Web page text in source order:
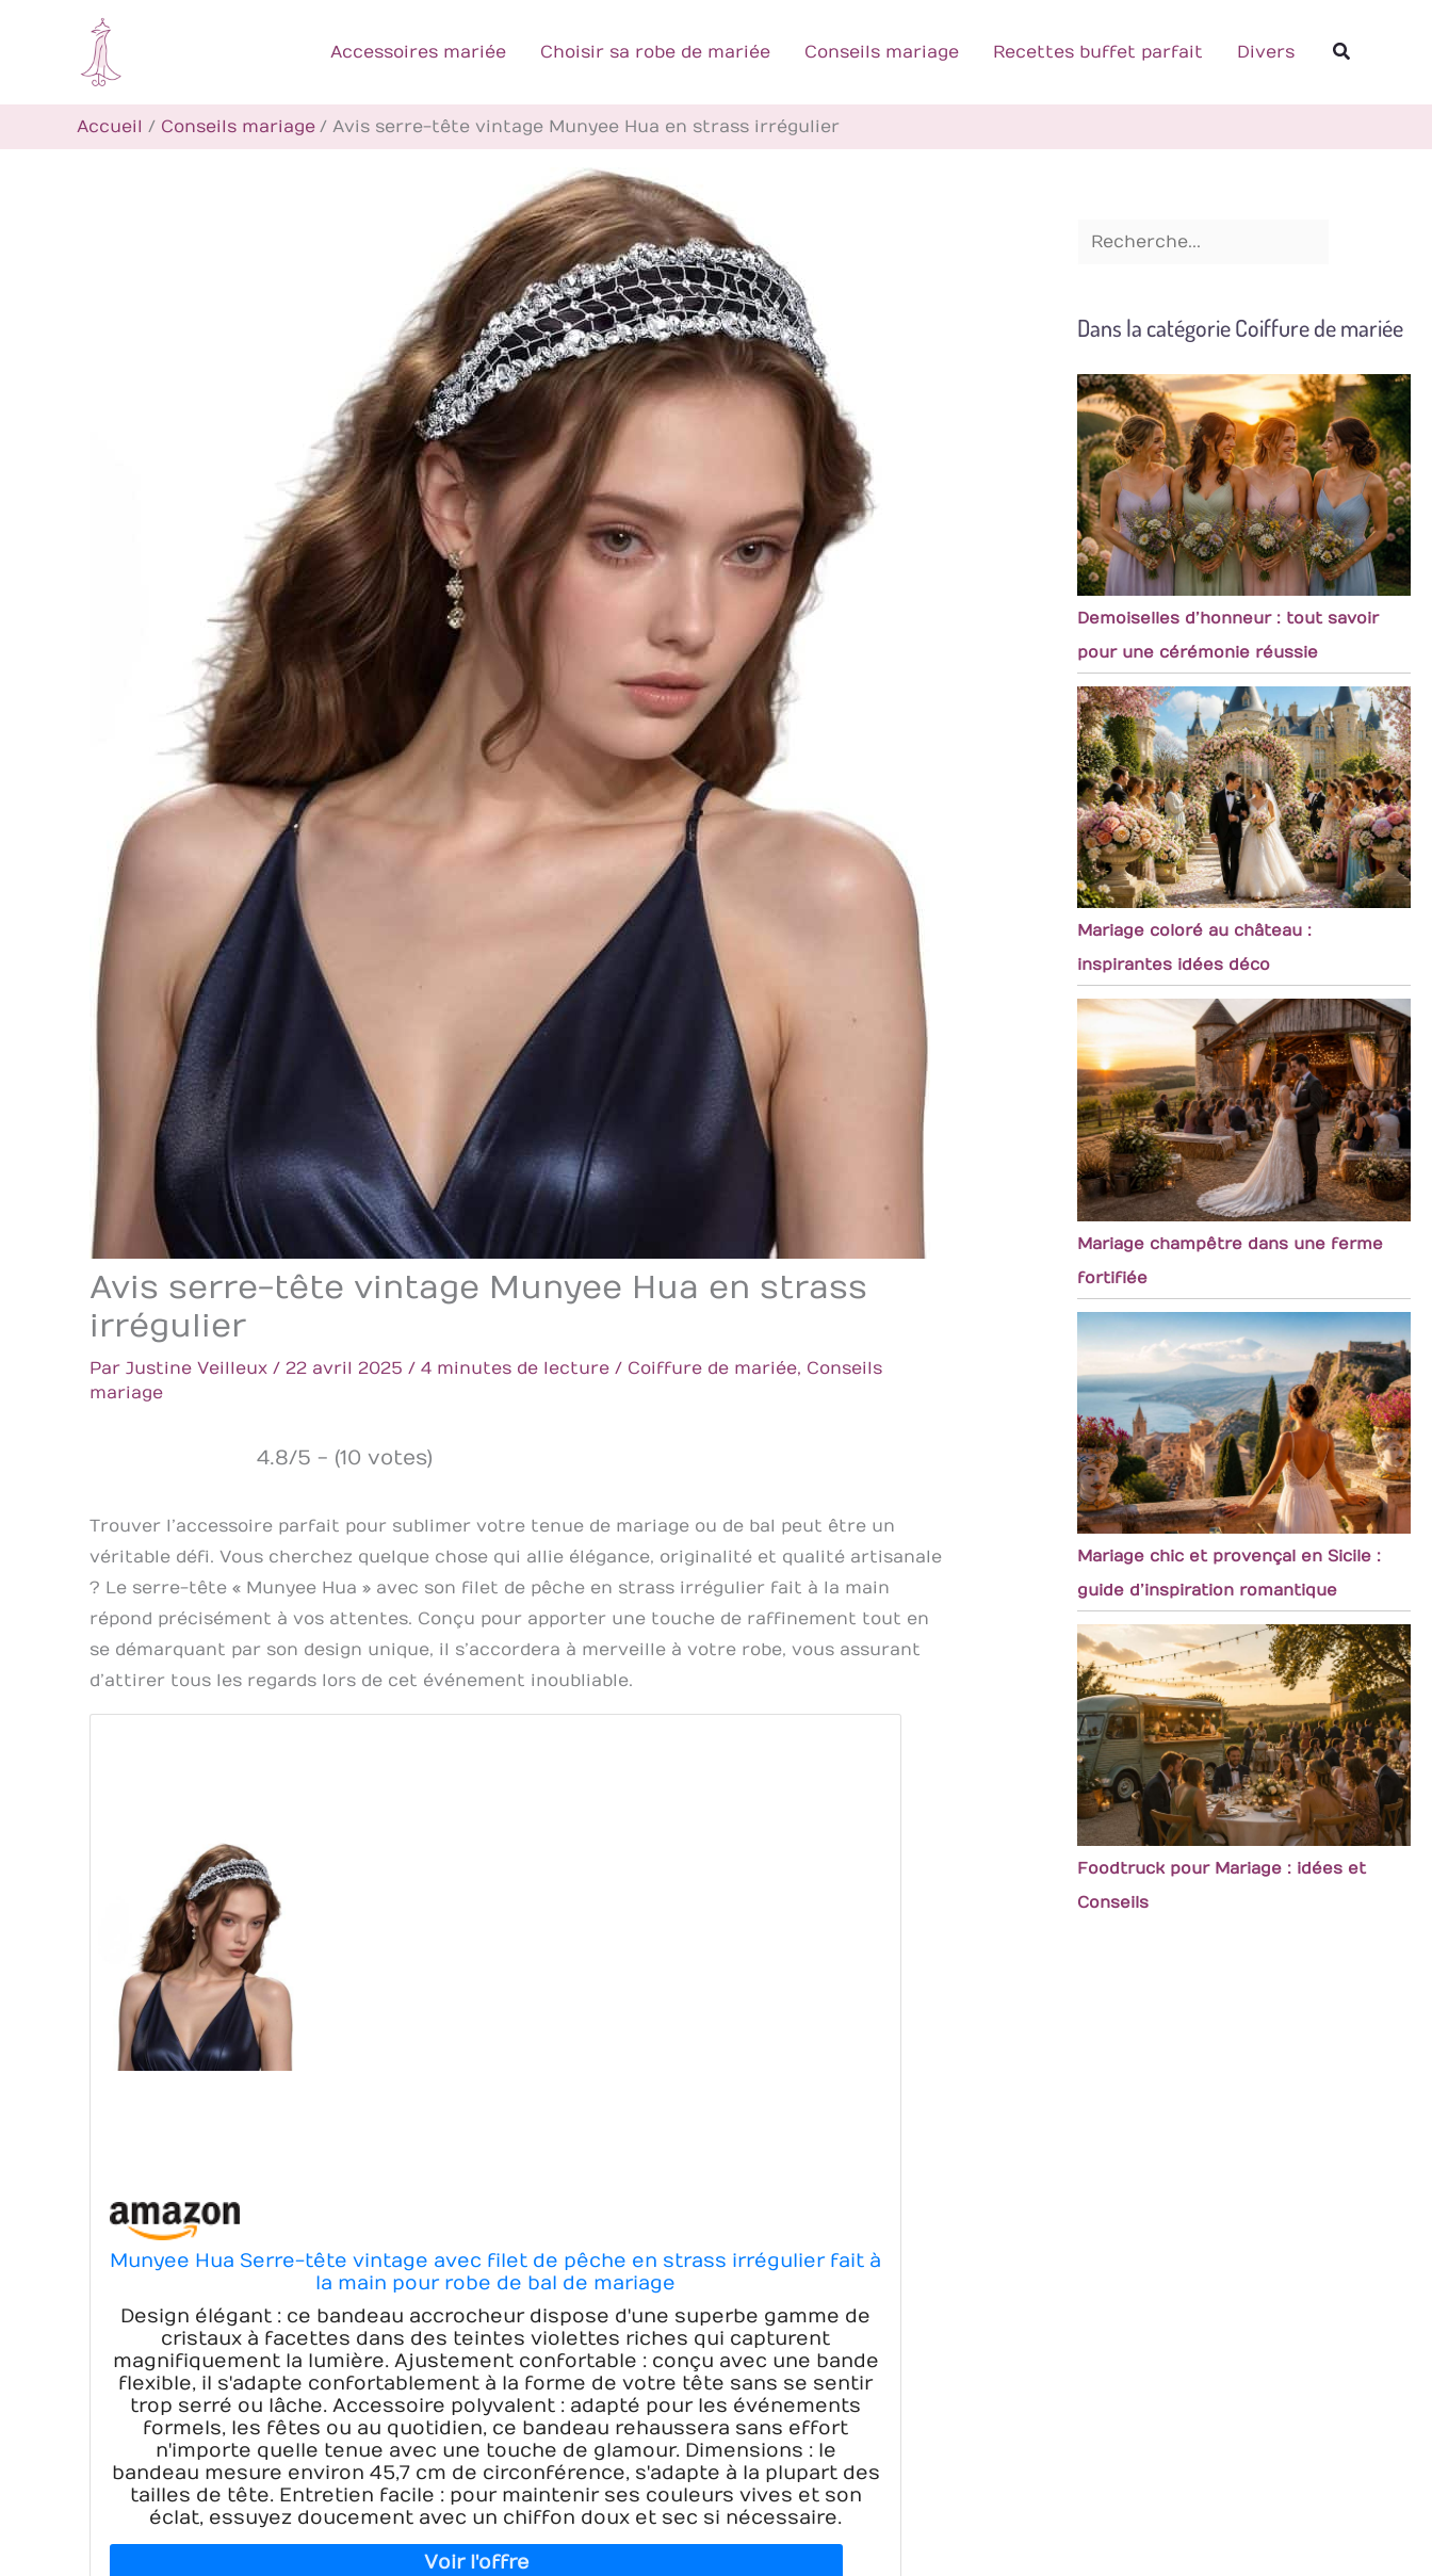
Accessoires mariée Choisir sa robe de mariée Conseils mariage Recettes buffet parfait Divers
Accueil Conseils mariage Avis serre-tête vintage Munyee Hua en strass irrégulier
Avis serre-tête vintage Munyee Hua en strass
irrégulier
Par Justine Veilleux / 22 avril 2025 / 4 minutes de lecture / Coiffure de mariée, Conseils
mariage
4.8/5 - (10 votes)
Trouver l’accessoire parfait pour sublimer votre tenue de mariage ou de bal peut être un
véritable défi. Vous cherchez quelque chose qui allie élégance, originalité et qualité artisanale
? Le serre-tête « Munyee Hua » avec son filet de pêche en strass irrégulier fait à la main
répond précisément à vos attentes. Conçu pour apporter une touche de raffinement tout en
se démarquant par son design unique, il s’accordera à merveille à votre robe, vous assurant
d’attirer tous les regards lors de cet événement inoubliable.
Munyee Hua Serre-tête vintage avec filet de pêche en strass irrégulier fait à
la main pour robe de bal de mariage
Design élégant : ce bandeau accrocheur dispose d'une superbe gamme de
cristaux à facettes dans des teintes violettes riches qui capturent
magnifiquement la lumière. Ajustement confortable : conçu avec une bande
flexible, il s'adapte confortablement à la forme de votre tête sans se sentir
trop serré ou lâche. Accessoire polyvalent : adapté pour les événements
formels, les fêtes ou au quotidien, ce bandeau rehaussera sans effort
n'importe quelle tenue avec une touche de glamour. Dimensions : le
bandeau mesure environ 45,7 cm de circonférence, s'adapte à la plupart des
tailles de tête. Entretien facile : pour maintenir ses couleurs vives et son
éclat, essuyez doucement avec un chiffon doux et sec si nécessaire.
e
e
r
Dans la catégorie Coiffure de mariée
Demoiselles d’honneur : tout savoir
pour une cérémonie réussie
Mariage coloré au château :
inspirantes idées déco
Mariage champêtre dans une ferme
fortifiée
Mariage chic et provençal en Sicile :
guide d’inspiration romantique
Foodtruck pour Mariage : idées et
Conseils